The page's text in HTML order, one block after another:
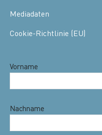
Mediadaten
Cookie-Richtlinie (EU)
Vorname
Nachname